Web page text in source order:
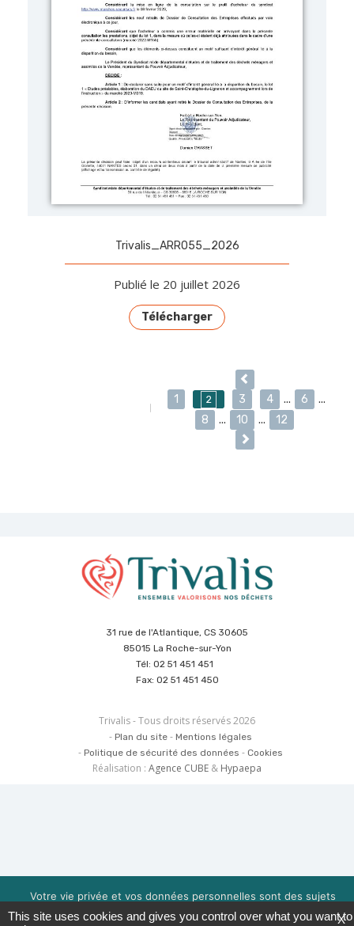
Trivalis_ARR055_2026
Publié le 20 juillet 2026
Télécharger
1 2 3 4 ... 6
...
8
... 10 ... 12
PAGE 2/12
31 rue de l'Atlantique, CS 30605
85015 La Roche-sur-Yon
Tél: 02 51 451 451
Fax: 02 51 451 450
Trivalis - Tous droits réservés 2026
Plan du site
Mentions légales
Politique de sécurité des données
Cookies
Réalisation : Agence CUBE& Hypaepa
Votre vie privée et vos données personnelles sont des sujets
importants pour nous. Consultez notre politique de
X
This site uses cookies and gives you control over what you want to